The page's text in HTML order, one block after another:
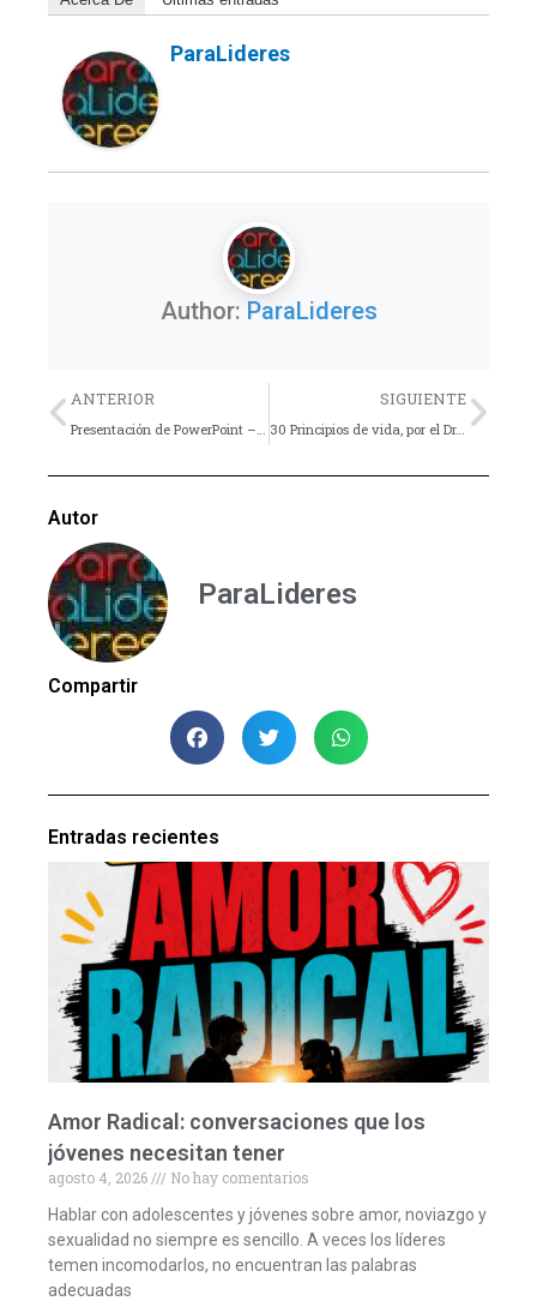
ParaLideres
Author: ParaLideres
Previo
ANTERIOR
Presentación de PowerPoint – Comunicadores Creativos de German Ortiz
SIGUIENTE
30 Principios de vida, por el Dr. Charles Stanley
Autor
ParaLideres
Compartir
Entradas recientes
Amor Radical: conversaciones que los
jóvenes necesitan tener
agosto 4, 2026
No hay comentarios
Hablar con adolescentes y jóvenes sobre amor, noviazgo y
sexualidad no siempre es sencillo. A veces los líderes
temen incomodarlos, no encuentran las palabras
adecuadas